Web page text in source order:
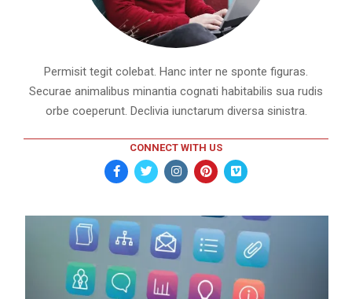
Permisit tegit colebat. Hanc inter ne sponte figuras.
Securae animalibus minantia cognati habitabilis sua rudis
orbe coeperunt. Declivia iunctarum diversa sinistra.
CONNECT WITH US